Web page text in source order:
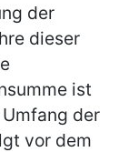
der
dieser
ist
der
vor dem